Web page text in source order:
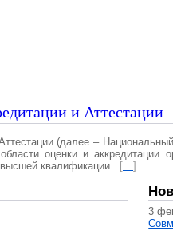
и Аттестации
(далее –
оценки и
высшей квалификации.
[…]
3